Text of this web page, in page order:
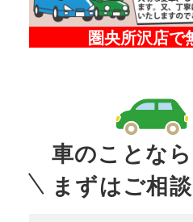
車のことな
まずはご相